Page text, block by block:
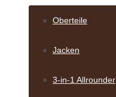
Oberteile
Jacken
3-in-1 Allrounder